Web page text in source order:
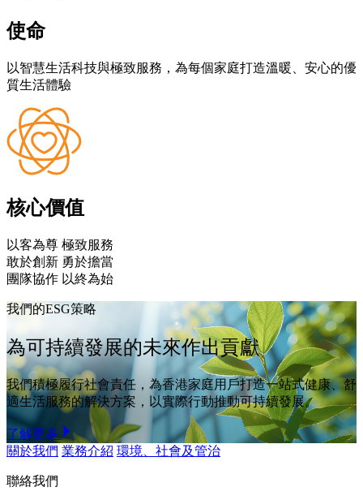
使命
以智慧⽣活科技與極致服務，為每個家庭打造溫暖、安⼼的優
質⽣活體驗
核心價值
以客為尊 極致服務
敢於創新 勇於擔當
團隊協作 以終為始
我們的ESG策略
為可持續發展的未來作出貢獻
我們積極履行社會責任，為香港家庭用戶打造一站式健康、舒
適生活服務的解決方案，以實際行動推動可持續發展。
了解更多
關於我們 業務介紹 環境、社會及管治
聯絡我們